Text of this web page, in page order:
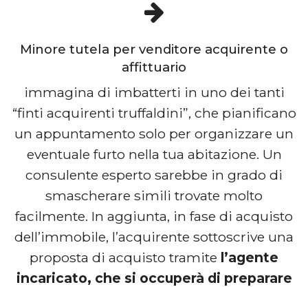
Minore tutela per venditore acquirente o
affittuario
immagina di imbatterti in uno dei tanti
“finti acquirenti truffaldini”, che pianificano
un appuntamento solo per organizzare un
eventuale furto nella tua abitazione. Un
consulente esperto sarebbe in grado di
smascherare simili trovate molto
facilmente. In aggiunta, in fase di acquisto
dell’immobile, l’acquirente sottoscrive una
proposta di acquisto tramite l’agente
incaricato, che si occuperà di preparare